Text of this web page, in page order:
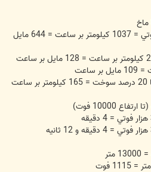
حداکثر سرعت در ارتفاع 15000 فوتي = 1037 کيلومتر بر ساعت = 644 مايل
سرعت واماندگي (حداقل سرعت) با 20 درصد سوخت = 165 کيلومتر بر ساعت